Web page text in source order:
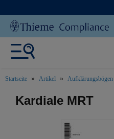
Startseite Artikel Aufklärungsbögen
text.skipToContent
text.skipToNavigation
Kardiale MRT